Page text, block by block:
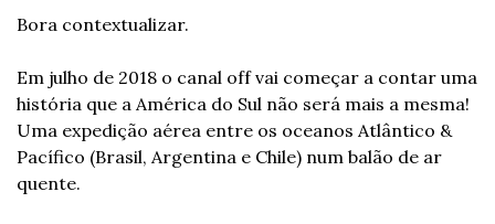
Bora contextualizar.
Em julho de 2018 o canal off vai começar a contar uma
história que a América do Sul não será mais a mesma!
Uma expedição aérea entre os oceanos Atlântico &
Pacífico (Brasil, Argentina e Chile) num balão de ar
quente.